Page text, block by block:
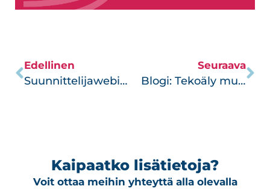
Edellinen
Suunnittelijawebinaari 8.4.2026
Seuraava
Blogi: Tekoäly muuttaa AV-alaa, mutta ei niin kuin moni ajattelee
Kaipaatko lisätietoja?
Voit ottaa meihin yhteyttä alla olevalla